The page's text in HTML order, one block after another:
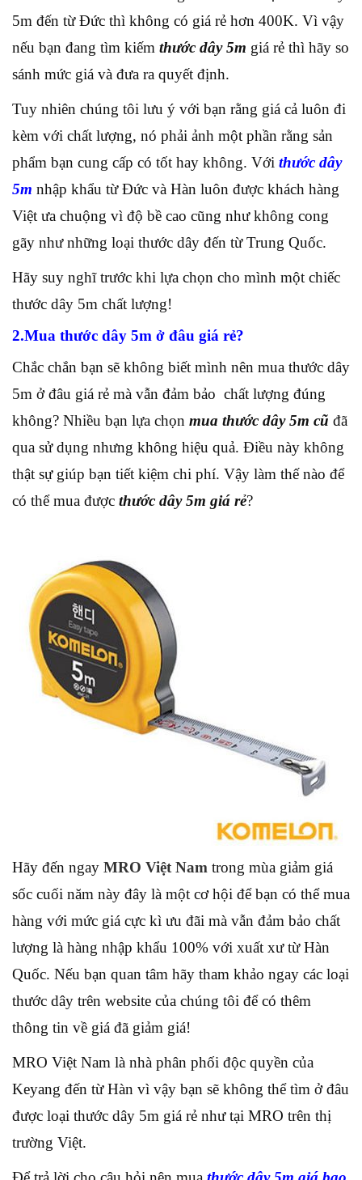
5m đến từ Đức thì không có giá rẻ hơn 400K. Vì vậy
nếu bạn đang tìm kiếm thước dây 5m giá rẻ thì hãy so
sánh mức giá và đưa ra quyết định.
Tuy nhiên chúng tôi lưu ý với bạn rằng giá cả luôn đi
kèm với chất lượng, nó phải ảnh một phần rằng sản
phẩm bạn cung cấp có tốt hay không. Với thước dây
5m nhập khẩu từ Đức và Hàn luôn được khách hàng
Việt ưa chuộng vì độ bề cao cũng như không cong
gãy như những loại thước dây đến từ Trung Quốc.
Hãy suy nghĩ trước khi lựa chọn cho mình một chiếc
thước dây 5m chất lượng!
2.Mua thước dây 5m ở đâu giá rẻ?
Chắc chắn bạn sẽ không biết mình nên mua thước dây
5m ở đâu giá rẻ mà vẫn đảm bảo chất lượng đúng
không? Nhiều bạn lựa chọn mua thước dây 5m cũ đã
qua sử dụng nhưng không hiệu quả. Điều này không
thật sự giúp bạn tiết kiệm chi phí. Vậy làm thế nào để
có thể mua được thước dây 5m giá rẻ?
Hãy đến ngay MRO Việt Nam trong mùa giảm giá
sốc cuối năm này đây là một cơ hội để bạn có thể mua
hàng với mức giá cực kì ưu đãi mà vẫn đảm bảo chất
lượng là hàng nhập khẩu 100% với xuất xư từ Hàn
Quốc. Nếu bạn quan tâm hãy tham khảo ngay các loại
thước dây trên website của chúng tôi để có thêm
thông tin về giá đã giảm giá!
MRO Việt Nam là nhà phân phối độc quyền của
Keyang đến từ Hàn vì vậy bạn sẽ không thể tìm ở đâu
được loại thước dây 5m giá rẻ như tại MRO trên thị
trường Việt.